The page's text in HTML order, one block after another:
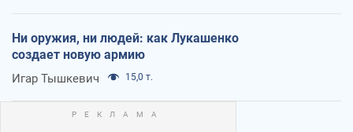
Ни оружия, ни людей: как Лукашенко
создает новую армию
Игар Тышкевич 15,0 т.